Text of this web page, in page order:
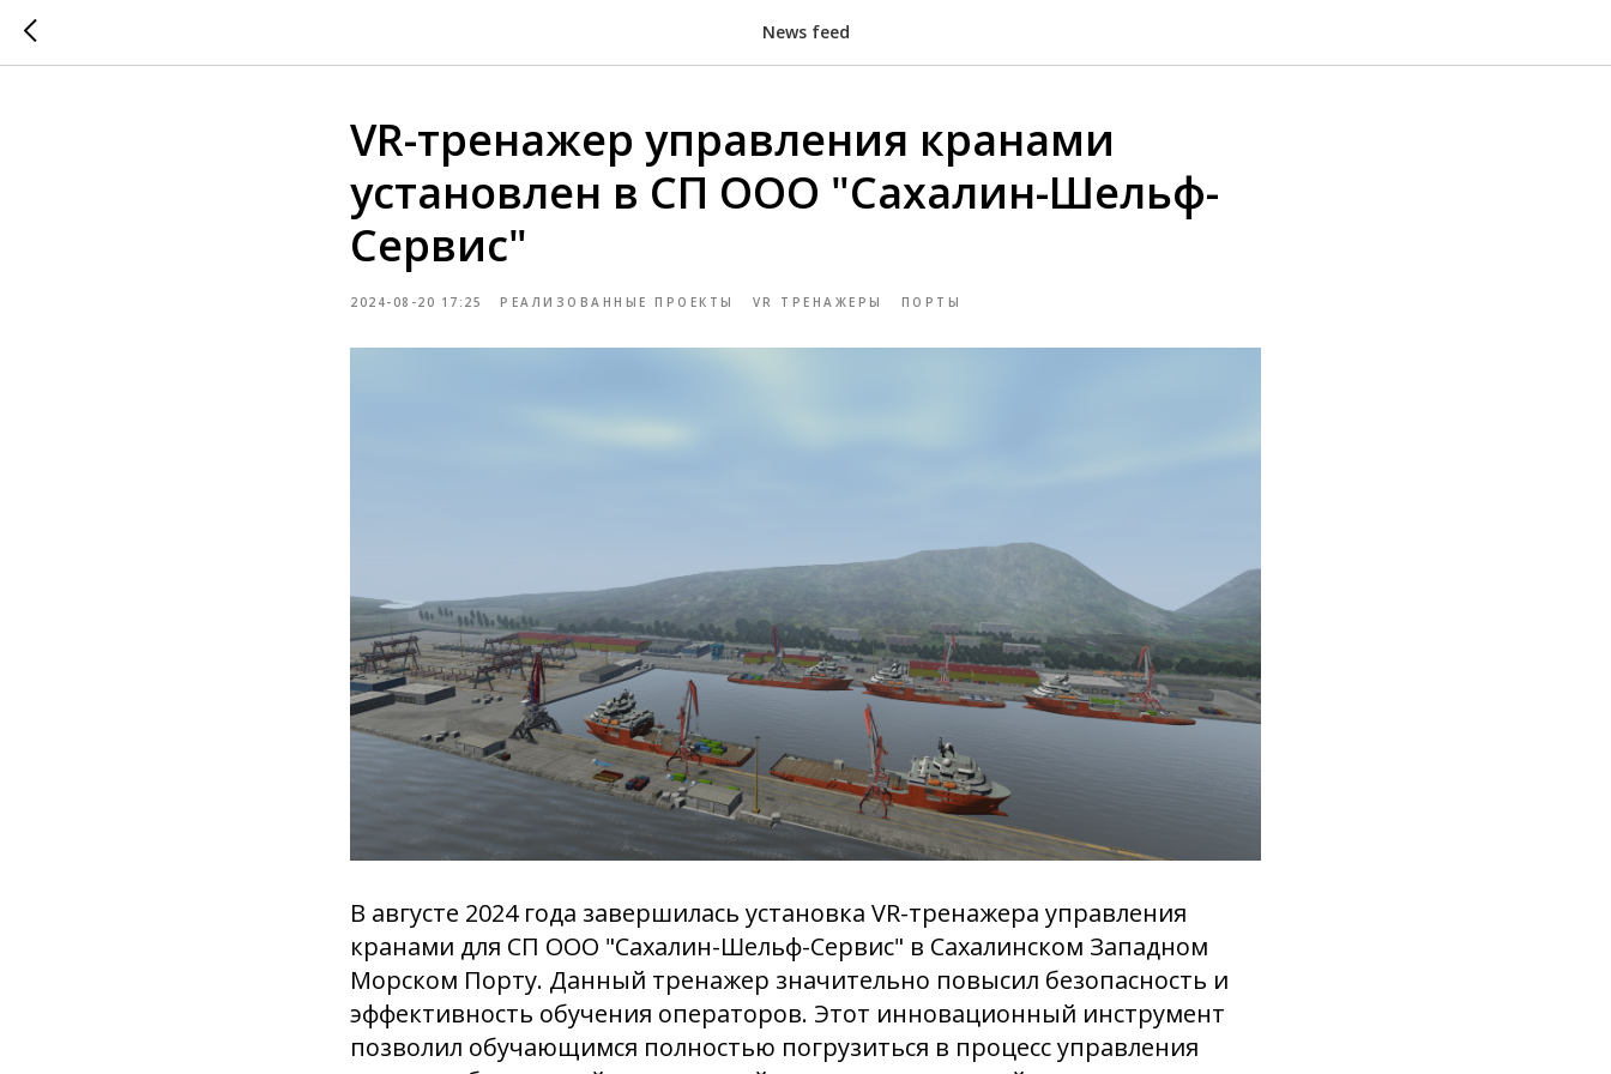
News feed
VR-тренажер управления кранами
установлен в СП ООО "Сахалин-Шельф-
Сервис"
2024-08-20 17:25 РЕАЛИЗОВАННЫЕ ПРОЕКТЫ VR ТРЕНАЖЕРЫ ПОРТЫ
В августе 2024 года завершилась установка VR-тренажера управления
кранами для СП ООО "Сахалин-Шельф-Сервис" в Сахалинском Западном
Морском Порту. Данный тренажер значительно повысил безопасность и
эффективность обучения операторов. Этот инновационный инструмент
позволил обучающимся полностью погрузиться в процесс управления